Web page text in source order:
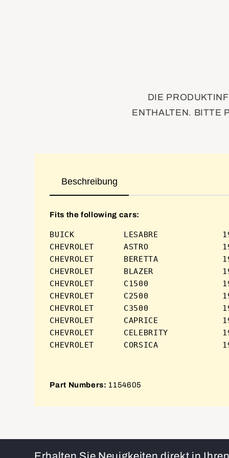
DIE
ENTHALTEN. BITTE
Beschreibung
Fits the following cars:
BUICK          LESABRE
CHEVROLET      ASTRO
CHEVROLET      BERETTA
CHEVROLET      BLAZER
CHEVROLET      C1500
CHEVROLET      C2500
CHEVROLET      C3500
CHEVROLET      CAPRICE
CHEVROLET      CELEBRITY
Part Numbers: 1154605